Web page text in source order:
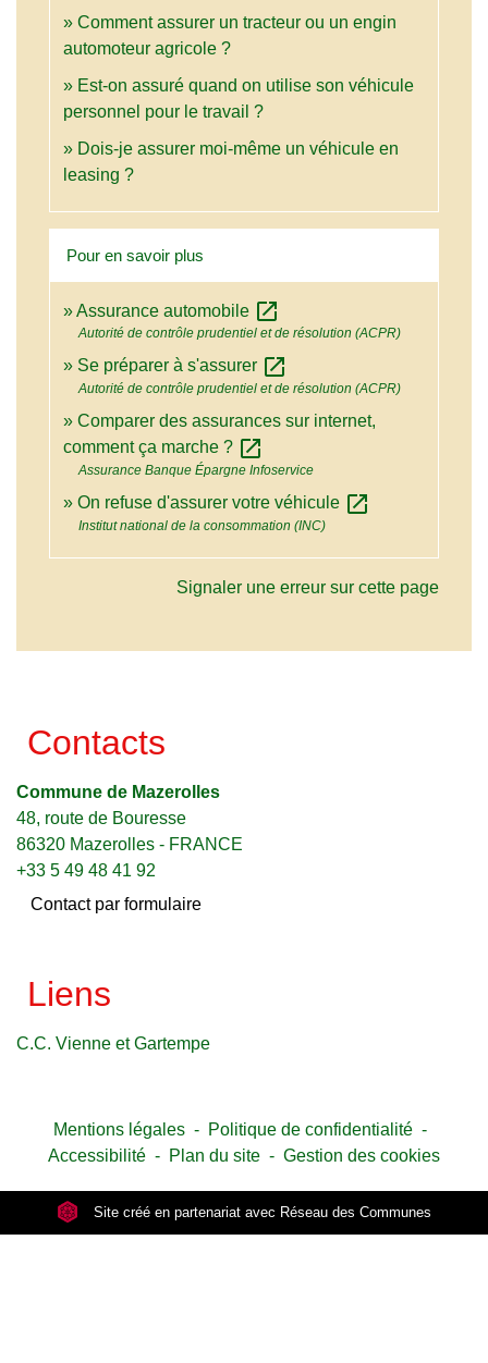
Comment assurer un tracteur ou un engin
automoteur agricole ?
Est-on assuré quand on utilise son véhicule
personnel pour le travail ?
Dois-je assurer moi-même un véhicule en
leasing ?
Pour en savoir plus
Assurance automobile open_in_new
Autorité de contrôle prudentiel et de résolution (ACPR)
Se préparer à s'assurer open_in_new
Autorité de contrôle prudentiel et de résolution (ACPR)
Comparer des assurances sur internet,
comment ça marche ? open_in_new
Assurance Banque Épargne Infoservice
On refuse d'assurer votre véhicule open_in_new
Institut national de la consommation (INC)
Signaler une erreur sur cette page
Contacts
Commune de Mazerolles
48, route de Bouresse
86320 Mazerolles - FRANCE
+33 5 49 48 41 92
Contact par formulaire
Liens
C.C. Vienne et Gartempe
Mentions légales - Politique de confidentialité -
Accessibilité - Plan du site - Gestion des cookies
Site créé en partenariat avec Réseau des Communes